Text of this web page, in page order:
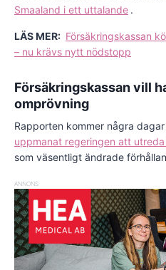
Smaaland i ett uttalande .
LÄS MER: Försäkringskassan
– nu krävs nytt nödstopp
Försäkringskassan vill
omprövning
Rapporten kommer några
uppmanat regeringen att
som väsentligt ändrade
ANNONS